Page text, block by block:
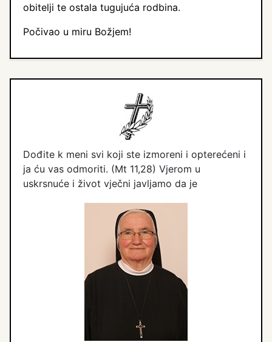
obitelji te ostala tugujuća rodbina.
Počivao u miru Božjem!
Dođite k meni svi koji ste izmoreni i opterećeni i
ja ću vas odmoriti. (Mt 11,28) Vjerom u
uskrsnuće i život vječni javljamo da je